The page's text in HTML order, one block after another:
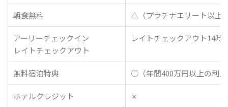
朝食無料 △（プラチナエリート以上
アーリーチェックイン
レイトチェックアウト
レイトチェックアウト14時
無料宿泊特典 ○（年間400万円以上の利
ホテルクレジット ✗